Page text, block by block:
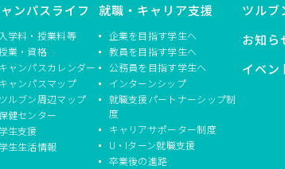
ンパスライフ
入学料・授業料等
業・資格
キャンパスカレンダー
キャンパスマップ
ツルブン周辺マップ
健センター
学生支援
学生生活情報
就職・キャリア支援
企業を目指す学生へ
教員を目指す学生へ
公務員を目指す学生へ
インターンシップ
就職支援パートナーシップ制
度
キャリアサポーター制度
U・Iターン就職支援
卒業後の進路
ツルブ
お知ら
イベン